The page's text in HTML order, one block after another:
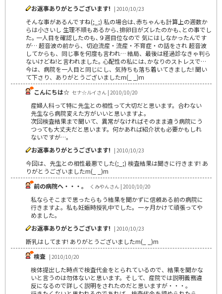
お返事ありがとうございます! | 2010/10/23
そんな事があるんですね(;_;) 私の場合は､赤ちゃんも計算上の週数か
らは小さいし 生理不順もあるから､排卵日がズレたのかも､との事でし
た｡ 一人目を確認したのも､９週目位なので 気にはしなかったんです
が… 超音波の前から、切迫流産・流産・不育症・の話をされ 超音波
してからも、同じ事を何度も言われ… 結局、最後は経過診なきゃ判ら
ないけどね!と言われました｡ 心配性の私には､かなりのストレスで…
今は、病院を一人目と同じにし、気持ちも落ち着いてきました! 聞い
て下さり、ありがとうございましたm(_ _)m
こんにちは☆ セナ☆ルイさん | 2010/10/20
産婦人科って特に先生との相性って大切だと思います。合わない
先生なら病院変えた方がいいと思いますよ。
次回検査結果まで聞いて、異常がなければそのまま違う病院にう
つっても大丈夫だと思います。何かあれば紹介状も必要かもしれ
ないですが…。
お返事ありがとうございます! | 2010/10/23
今回は、先生との相性最悪でした(;_;) 検査結果は聞きに行きます! あ
りがとうございましたm(_ _)m
前の病院へ・・・。
くみやんさん | 2010/10/20
私ならそこまで思ったらもう結果を聞かずに信頼ある前の病院に
行きますよ。私も妊娠時授乳中でした。一ヶ月かけて頑張ってや
めました。
お返事ありがとうございます! | 2010/10/23
断乳はしてます! ありがとうございましたm(_ _)m
検査 | 2010/10/20
検体提出した時点で検査代金をとられているので、結果を聞かな
いと言うのは勿体ないと思います。そして、産院では説明義務違
反になるので詳しく説明をされたのだと思いますが・・・。